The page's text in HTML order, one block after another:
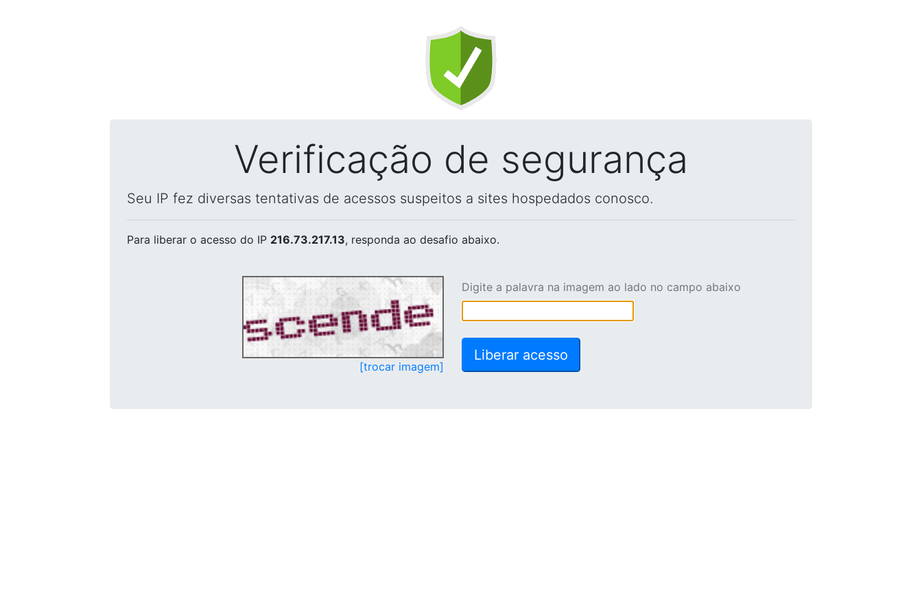
Verificação de segurança
Seu IP fez diversas tentativas de acessos suspeitos a sites hospedados conosco.
Para liberar o acesso do IP 216.73.217.13, responda ao desafio abaixo.
[trocar imagem]
Digite a palavra na imagem ao lado no campo abaixo